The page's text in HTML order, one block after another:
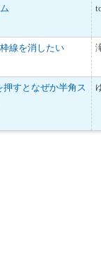
線を消したい
すとなぜか半角ス